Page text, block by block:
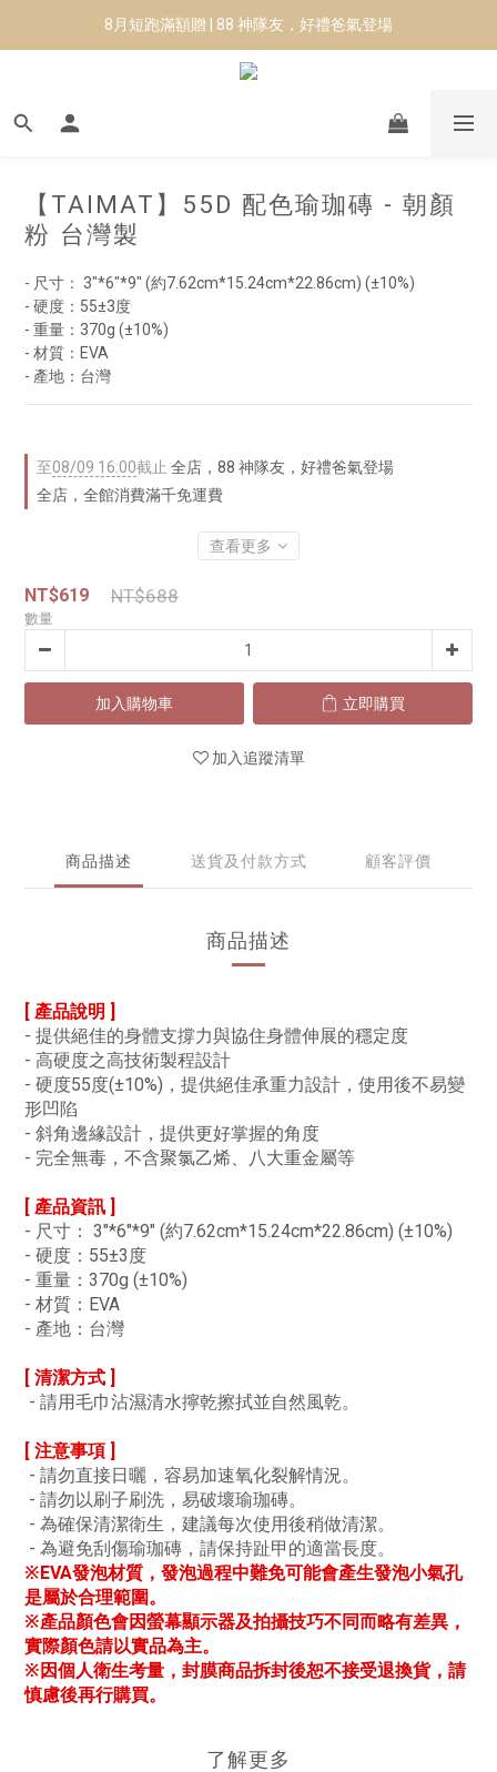
8月短跑滿額贈 | 88 神隊友，好禮爸氣登場
8月短跑滿額贈 | 88 神隊友，好禮爸氣登場
✨CURARING-韓國多功能深層按摩環｜新品預購88折！✨
Manduka-跟著青蛙去旅行｜快閃第二站-台南
【TAIMAT】55D 配色瑜珈磚 - 朝顏
粉 台灣製
- 尺寸： 3"*6"*9" (約7.62cm*15.24cm*22.86cm) (±10%)
- 硬度：55±3度
- 重量：370g (±10%)
- 材質：EVA
- 產地：台灣
至08/09 16:00截止 全店，88 神隊友，好禮爸氣登場
全店，全館消費滿千免運費
查看更多
NT$619 NT$688
數量
加入購物車 立即購買
加入追蹤清單
商品描述 送貨及付款方式 顧客評價
商品描述
[ 產品說明 ]
- 提供絕佳的身體支撐力與協住身體伸展的穩定度
- 高硬度之高技術製程設計
- 硬度55度(±10%)，提供絕佳承重力設計，使用後不易變
形凹陷
- 斜角邊緣設計，提供更好掌握的角度
- 完全無毒，不含聚氯乙烯、八大重金屬等
[ 產品資訊 ]
- 尺寸： 3"*6"*9" (約7.62cm*15.24cm*22.86cm) (±10%)
- 硬度：55±3度
- 重量：370g (±10%)
- 材質：EVA
- 產地：台灣
[ 清潔方式 ]
- 請用毛巾沾濕清水擰乾擦拭並自然風乾。
[ 注意事項 ]
- 請勿直接日曬，容易加速氧化裂解情況。
- 請勿以刷子刷洗，易破壞瑜珈磚。
- 為確保清潔衛生，建議每次使用後稍做清潔。
- 為避免刮傷瑜珈磚，請保持趾甲的適當長度。
※EVA發泡材質，發泡過程中難免可能會產生發泡小氣孔
是屬於合理範圍。
※產品顏色會因螢幕顯示器及拍攝技巧不同而略有差異，
實際顏色請以實品為主。
※因個人衛生考量，封膜商品拆封後恕不接受退換貨，請
慎慮後再行購買。
了解更多